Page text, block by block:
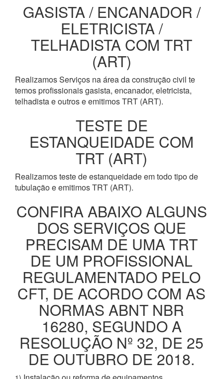
GASISTA / ENCANADOR /
ELETRICISTA /
TELHADISTA COM TRT
(ART)
Realizamos Serviços na área da construção civil te
temos profissionais gasista, encanador, eletricista,
telhadista e outros e emitimos TRT (ART).
TESTE DE
ESTANQUEIDADE COM
TRT (ART)
Realizamos teste de estanqueidade em todo tipo de
tubulação e emitimos TRT (ART).
CONFIRA ABAIXO ALGUNS
DOS SERVIÇOS QUE
PRECISAM DE UMA TRT
DE UM PROFISSIONAL
REGULAMENTADO PELO
CFT, DE ACORDO COM AS
NORMAS ABNT NBR
16280, SEGUNDO A
RESOLUÇÃO Nº 32, DE 25
DE OUTUBRO DE 2018.